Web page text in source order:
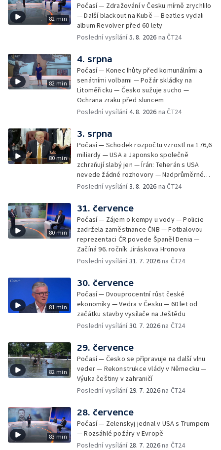
82 min
Počasí — Zdražování v Česku mírně zrychlilo
— Další blackout na Kubě — Beatles vydali
album Revolver před 60 lety
Poslední vysílání5. 8. 2026 na ČT24
82 min
4. srpna
Počasí — Konec lhůty před komunálními a
senátními volbami — Požár skládky na
Litoměřicku — Česko sužuje sucho —
Ochrana zraku před sluncem
Poslední vysílání4. 8. 2026 na ČT24
80 min
3. srpna
Počasí — Schodek rozpočtu vzrostl na 176,6
miliardy — USA a Japonsko společně
zchraňují slabý jen — Írán: Teherán s USA
nevede žádné rozhovory — Nadprůměrné
množství vos v Česku
Poslední vysílání3. 8. 2026 na ČT24
80 min
31. července
Počasí — Zájem o kempy u vody — Policie
zadržela zaměstnance ČNB — Fotbalovou
reprezentaci ČR povede Španěl Denia —
Začíná 96. ročník Jiráskova Hronova
Poslední vysílání31. 7. 2026na ČT24
81 min
30. července
Počasí — Dvouprocentní růst české
ekonomiky — Vedra v Česku — 60 let od
začátku stavby vysílače na Ještědu
Poslední vysílání30. 7. 2026na ČT24
82 min
29. července
Počasí — Česko se připravuje na další vlnu
veder — Rekonstrukce vlády v Německu —
Výuka češtiny v zahraničí
Poslední vysílání 29. 7. 2026na ČT24
83 min
28. července
Počasí — Zelenskyj jednal v USA s Trumpem
— Rozsáhlé požáry v Evropě
Poslední vysílání 28. 7. 2026na ČT24